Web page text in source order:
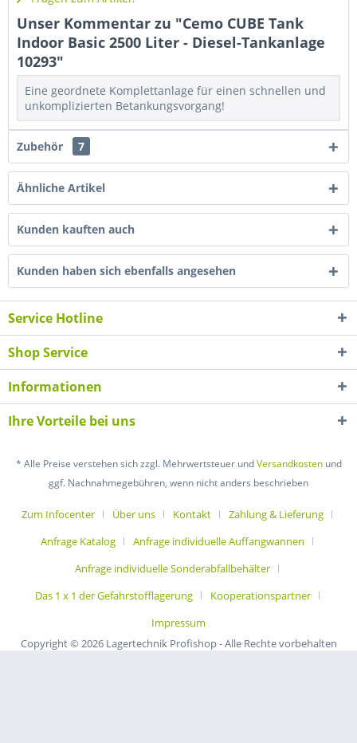
Unser Kommentar zu "Cemo CUBE Tank
Indoor Basic 2500 Liter - Diesel-Tankanlage
10293"
Eine geordnete Komplettanlage für einen schnellen und
unkomplizierten Betankungsvorgang!
Zubehör 7
Ähnliche Artikel
Kunden kauften auch
Kunden haben sich ebenfalls angesehen
Service Hotline
Shop Service
Informationen
Ihre Vorteile bei uns
* Alle Preise verstehen sich zzgl. Mehrwertsteuer undVersandkostenund
ggf. Nachnahmegebühren, wenn nicht anders beschrieben
Zum Infocenter Über uns Kontakt
Zahlung & Lieferung
Anfrage Katalog
Anfrage individuelle Auffangwannen
Anfrage individuelle Sonderabfallbehälter
Das 1 x 1 der Gefahrstofflagerung
Kooperationspartner
Impressum
Copyright © 2026 Lagertechnik Profishop - Alle Rechte vorbehalten